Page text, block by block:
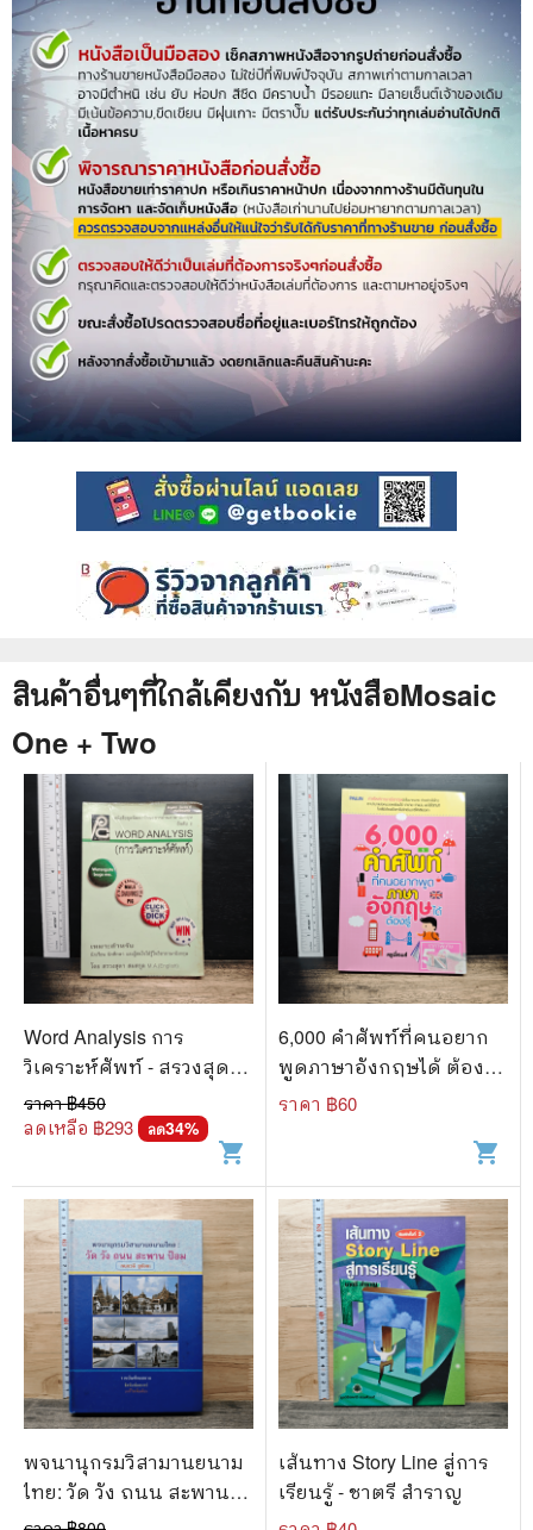
สินค้าอื่นๆที่ใกล้เคียงกับ หนังสือMosaic
One + Two
Word Analysis การ
วิเคราะห์ศัพท์ - สรวงสุดา
สมสกุล
ราคา ฿450
ลดเหลือ ฿293 ลด34%
shopping_cart
6,000 คำศัพท์ที่คนอยาก
พูดภาษาอังกฤษได้ ต้องรู้ -
ครูพี่เจมส์
ราคา ฿60
shopping_cart
พจนานุกรมวิสามานยนาม
ไทย: วัด วัง ถนน สะพาน
ป้อม - กนกวลี ชูชัยยะ
เส้นทาง Story Line สู่การ
เรียนรู้ - ชาตรี สำราญ